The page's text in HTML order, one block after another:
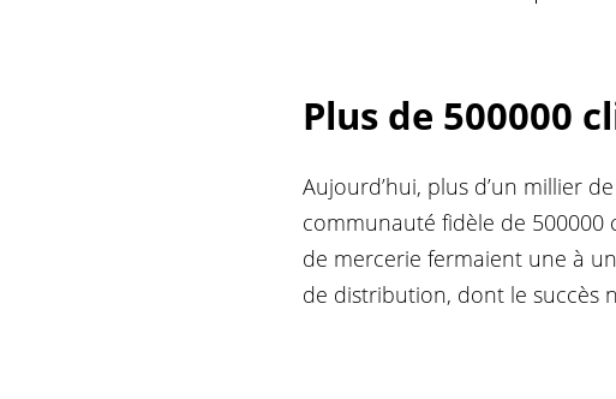
Plus de 500000
Aujourd’hui, plus d’un millier
communauté fidèle de 500000
de mercerie fermaient une à
de distribution, dont le succès